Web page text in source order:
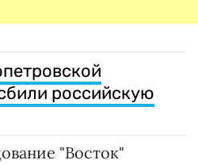
российскую
"Восток"